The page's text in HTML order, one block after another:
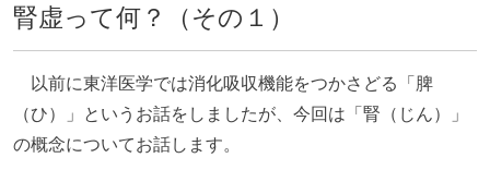
腎虚って何？（その１）
以前に東洋医学では消化吸収機能をつかさどる「脾
（ひ）」というお話をしましたが、今回は「腎（じん）」
の概念についてお話します。